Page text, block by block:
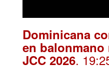
Dominicana
en
JCC 2026.